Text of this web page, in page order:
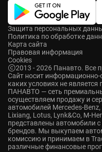
2013 - 2026 Панавто. Все
Cайт носит
каких условиях не
Защита персональных
Политика по обработке
Карта сайта
Правовая информация
Cookies
ПАНАВТО — сеть
осуществляем продажу и
автомобилей Mercedes-
Lixiang, Lotus, Lynk&Co, M-
представлены автомобили
брендов. Мы выкупаем
комиссию и принимаем в
различные финансовые